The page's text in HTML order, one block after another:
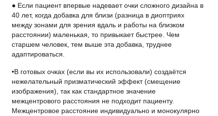
● Если пациент впервые надевает очки сложного дизайна в
40 лет, когда добавка для близи (разница в диоптриях
между зонами для зрения вдаль и работы на близком
расстоянии) маленькая, то привыкает быстрее. Чем
старшем человек, тем выше эта добавка, труднее
адаптироваться.
•В готовых очках (если вы их использовали) создаётся
нежелательный призматический эффект (смещение
изображения), так как стандартное значение
межцентрового расстояния не подходит пациенту.
Межцентровое расстояние индивидуально и монокулярно